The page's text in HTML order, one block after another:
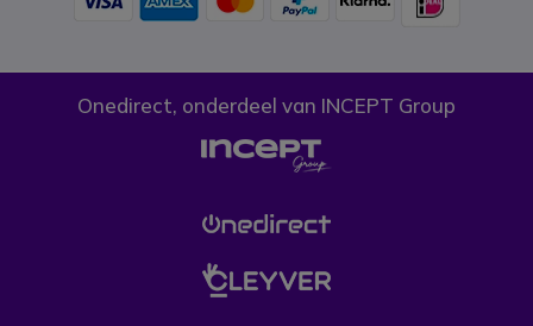
Onedirect, onderdeel van INCEPT Group